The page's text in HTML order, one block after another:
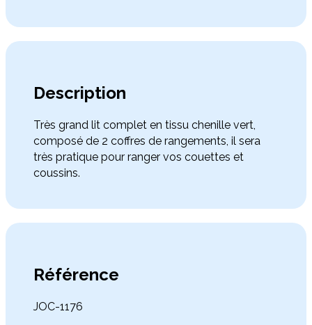
Description
Très grand lit complet en tissu chenille vert,
composé de 2 coffres de rangements, il sera
très pratique pour ranger vos couettes et
coussins.
Référence
JOC-1176